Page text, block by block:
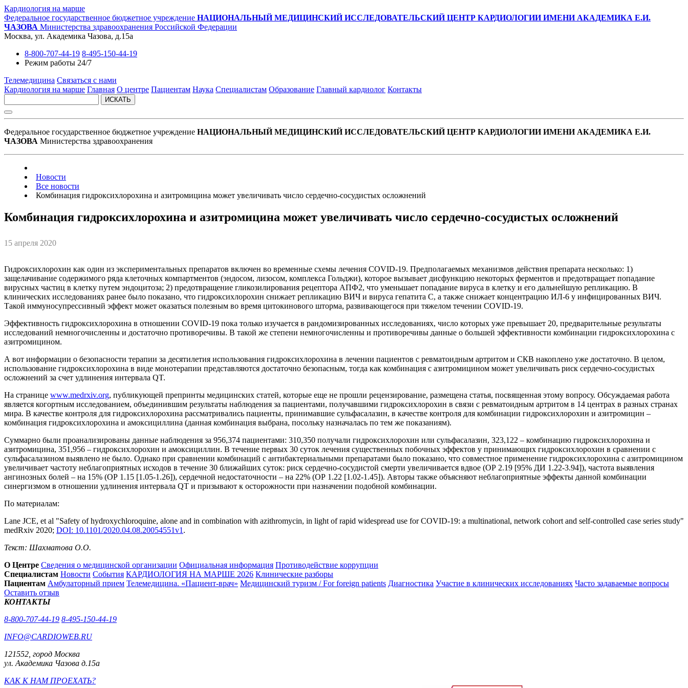
Кардиология на марше
Федеральное государственное бюджетное учреждение НАЦИОНАЛЬНЫЙ МЕДИЦИНСКИЙ ИССЛЕДОВАТЕЛЬСКИЙ ЦЕНТР КАРДИОЛОГИИ ИМЕНИ АКАДЕМИКА Е.И.
ЧАЗОВА Министерства здравоохранения Российской Федерации
Москва, ул. Академика Чазова, д.15а
8-800-707-44-19 8-495-150-44-19
Режим работы 24/7
Телемедицина Связаться с нами
Кардиология на марше Главная О центре Пациентам Наука Специалистам Образование Главный кардиолог Контакты
ИСКАТЬ
Федеральное государственное бюджетное учреждение НАЦИОНАЛЬНЫЙ МЕДИЦИНСКИЙ ИССЛЕДОВАТЕЛЬСКИЙ ЦЕНТР КАРДИОЛОГИИ ИМЕНИ АКАДЕМИКА Е.И.
ЧАЗОВА Министерства здравоохранения
Новости
Все новости
Комбинация гидроксихлорохина и азитромицина может увеличивать число сердечно-сосудистых осложнений
Комбинация гидроксихлорохина и азитромицина может увеличивать число сердечно-сосудистых осложнений
15 апреля 2020
Гидроксихлорохин как один из экспериментальных препаратов включен во временные схемы лечения COVID-19. Предполагаемых механизмов действия препарата несколько: 1)
защелачивание содержимого ряда клеточных компартментов (эндосом, лизосом, комплекса Гольджи), которое вызывает дисфункцию некоторых ферментов и предотвращает попадание
вирусных частиц в клетку путем эндоцитоза; 2) предотвращение гликозилирования рецептора АПФ2, что уменьшает попадание вируса в клетку и его дальнейшую репликацию. В
клинических исследованиях ранее было показано, что гидроксихлорохин снижает репликацию ВИЧ и вируса гепатита С, а также снижает концентрацию ИЛ-6 у инфицированных ВИЧ.
Такой иммуносупрессивный эффект может оказаться полезным во время цитокинового шторма, развивающегося при тяжелом течении COVID-19.
Эффективность гидроксихлорохина в отношении COVID-19 пока только изучается в рандомизированных исследованиях, число которых уже превышает 20, предварительные результаты
исследований немногочисленны и достаточно противоречивы. В такой же степени немногочисленны и противоречивы данные о большей эффективности комбинации гидроксихлорохина с
азитромицином.
А вот информации о безопасности терапии за десятилетия использования гидроксихлорохина в лечении пациентов с ревматоидным артритом и СКВ накоплено уже достаточно. В целом,
использование гидроксихлорохина в виде монотерапии представляются достаточно безопасным, тогда как комбинация с азитромицином может увеличивать риск сердечно-сосудистых
осложнений за счет удлинения интервала QT.
На странице www.medrxiv.org, публикующей препринты медицинских статей, которые еще не прошли рецензирование, размещена статья, посвященная этому вопросу. Обсуждаемая работа
является когортным исследованием, объединившим результаты наблюдения за пациентами, получавшими гидроксихлорохин в связи с ревматоидным артритом в 14 центрах в разных странах
мира. В качестве контроля для гидроксихлорохина рассматривались пациенты, принимавшие сульфасалазин, в качестве контроля для комбинации гидроксихлорохин и азитромицин –
комбинация гидроксихлорохина и амоксициллина (данная комбинация выбрана, посольку назначалась по тем же показаниям).
Суммарно были проанализированы данные наблюдения за 956,374 пациентами: 310,350 получали гидроксихлорохин или сульфасалазин, 323,122 – комбинацию гидроксихлорохина и
азитромицина, 351,956 – гидроксихлорохин и амоксициллин. В течение первых 30 суток лечения существенных побочных эффектов у принимающих гидроксихлорохин в сравнении с
сульфасалазином выявлено не было. Однако при сравнении комбинаций с антибактериальными препаратами было показано, что совместное применение гидроксихлорохина с азитромицином
увеличивает частоту неблагоприятных исходов в течение 30 ближайших суток: риск сердечно-сосудистой смерти увеличивается вдвое (ОР 2.19 [95% ДИ 1.22-3.94]), частота выявления
ангинозных болей – на 15% (ОР 1.15 [1.05-1.26]), сердечной недостаточности – на 22% (ОР 1.22 [1.02-1.45]). Авторы также объясняют неблагоприятные эффекты данной комбинации
синергизмом в отношении удлинения интервала QT и призывают к осторожности при назначении подобной комбинации.
По материалам:
Lane JCE, et al "Safety of hydroxychloroquine, alone and in combination with azithromycin, in light of rapid widespread use for COVID-19: a multinational, network cohort and self-controlled case series study"
medRxiv 2020; DOI: 10.1101/2020.04.08.20054551v1 .
Текст: Шахматова О.О.
О Центре Сведения о медицинской организации Официальная информация Противодействие коррупции
Специалистам Новости События КАРДИОЛОГИЯ НА МАРШЕ 2026 Клинические разборы
Пациентам Амбулаторный прием Телемедицина. «Пациент-врач» Медицинский туризм / For foreign patients Диагностика Участие в клинических исследованиях Часто задаваемые вопросы
Оставить отзыв
КОНТАКТЫ
8-800-707-44-19 8-495-150-44-19
INFO@CARDIOWEB.RU
121552, город Москва
ул. Академика Чазова д.15а
КАК К НАМ ПРОЕХАТЬ?